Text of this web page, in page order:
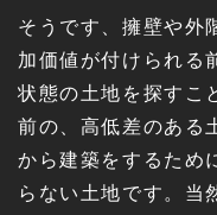
そうです、擁壁や外
加価値が付けられる
状態の土地を探すこ
前の、高低差のある
から建築をするため
らない土地です。当